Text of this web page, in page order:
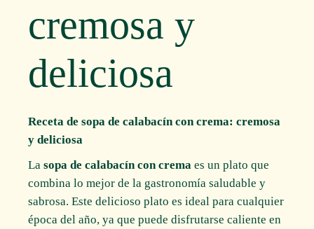
cremosa y
deliciosa
Receta de sopa de calabacín con crema: cremosa
y deliciosa
Lasopa de calabacín con crema es un plato que
combina lo mejor de la gastronomía saludable y
sabrosa. Este delicioso plato es ideal para cualquier
época del año, ya que puede disfrutarse caliente en